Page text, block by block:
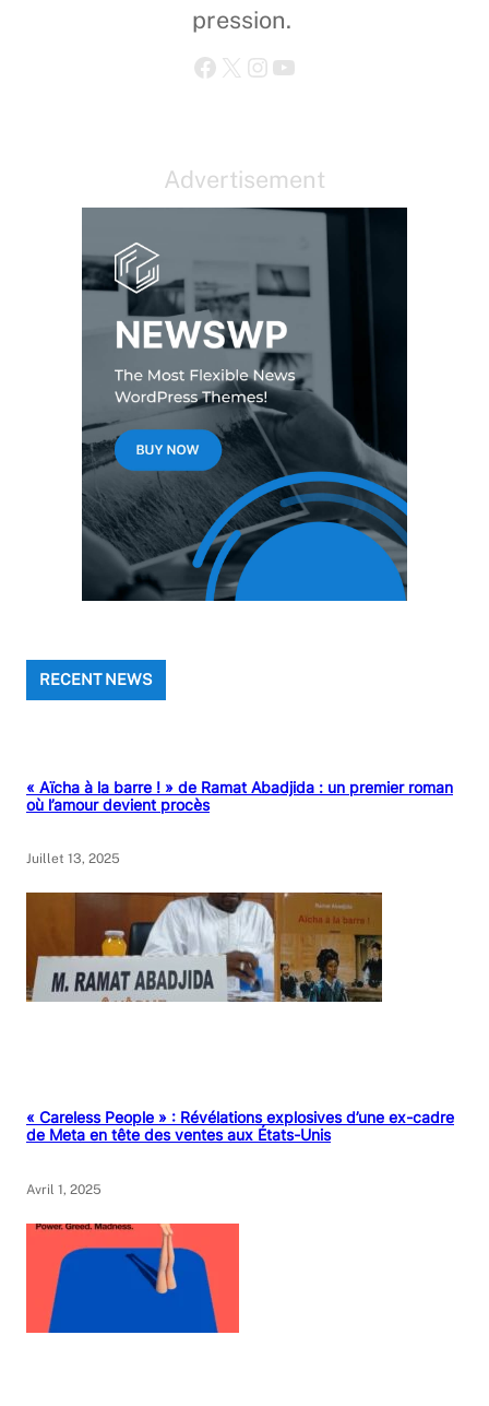
pression.
Facebook X Instagram YouTube
Advertisement
RECENT NEWS
« Aïcha à la barre ! » de Ramat Abadjida : un premier roman
où l’amour devient procès
Juillet 13, 2025
« Careless People » : Révélations explosives d’une ex-cadre
de Meta en tête des ventes aux États-Unis
Avril 1, 2025